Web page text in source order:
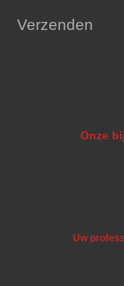
Verzenden
Onze
Uw